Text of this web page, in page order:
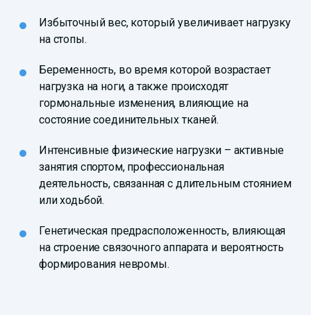
Избыточный вес, который увеличивает нагрузку
на стопы.
Беременность, во время которой возрастает
нагрузка на ноги, а также происходят
гормональные изменения, влияющие на
состояние соединительных тканей.
Интенсивные физические нагрузки – активные
занятия спортом, профессиональная
деятельность, связанная с длительным стоянием
или ходьбой.
Генетическая предрасположенность, влияющая
на строение связочного аппарата и вероятность
формирования невромы.